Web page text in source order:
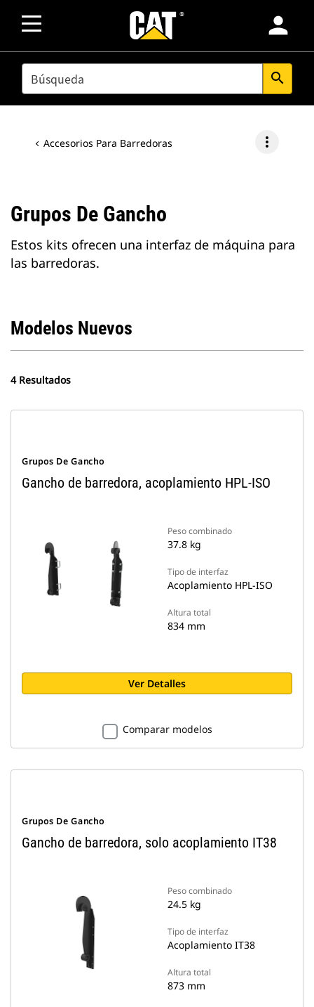
person
SEARCH search
Accesorios Para Barredoras more_vert
Grupos De Gancho
Estos kits ofrecen una interfaz de máquina para
las barredoras.
Modelos Nuevos
4 Resultados
Grupos De Gancho
Gancho de barredora, acoplamiento HPL-ISO
Peso combinado
37.8 kg
Tipo de interfaz
Acoplamiento HPL-ISO
Altura total
834 mm
Ver Detalles
Comparar modelos
Grupos De Gancho
Gancho de barredora, solo acoplamiento IT38
Peso combinado
24.5 kg
Tipo de interfaz
Acoplamiento IT38
Altura total
873 mm